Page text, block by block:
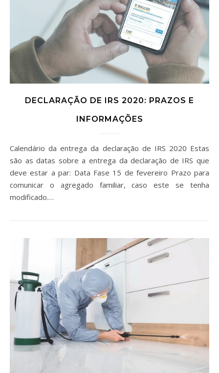
DECLARAÇÃO DE IRS 2020: PRAZOS E
INFORMAÇÕES
Calendário da entrega da declaração de IRS 2020 Estas
são as datas sobre a entrega da declaração de IRS que
deve estar a par: Data Fase 15 de fevereiro Prazo para
comunicar o agregado familiar, caso este se tenha
modificado.…